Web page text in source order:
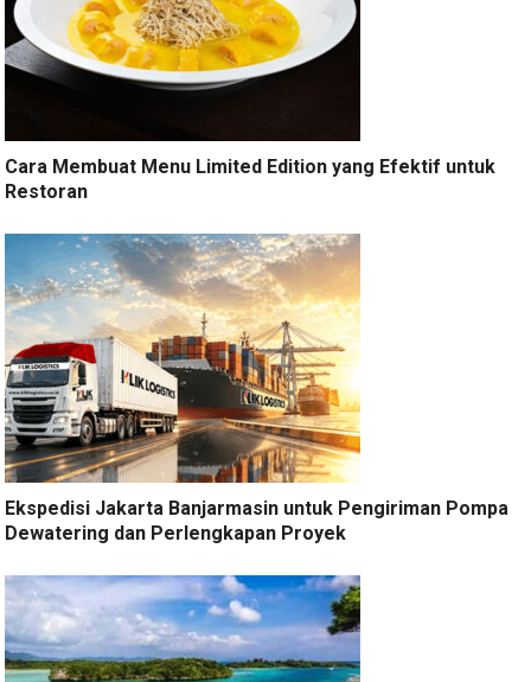
Cara Membuat Menu Limited Edition yang Efektif untuk
Restoran
Ekspedisi Jakarta Banjarmasin untuk Pengiriman Pompa
Dewatering dan Perlengkapan Proyek